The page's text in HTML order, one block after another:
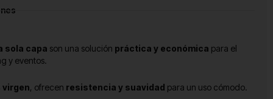
sola capa son una solución práctica y económica para el
y eventos.
virgen, ofrecen resistencia y suavidad para un uso cómodo.